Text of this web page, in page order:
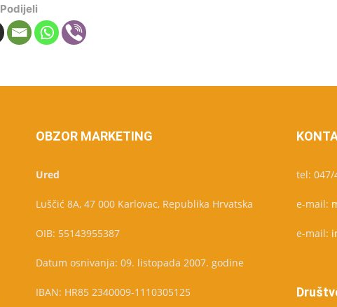
Podijeli
OBZOR MARKETING
Ured
Luščić 8A, 47 000 Karlovac, Republika Hrvatska
OIB: 55143955387
Datum osnivanja: 09. listopada 2007. godine
IBAN: HR85 2340009-1110305125
tel: 047/
e-mail:
e-mail: